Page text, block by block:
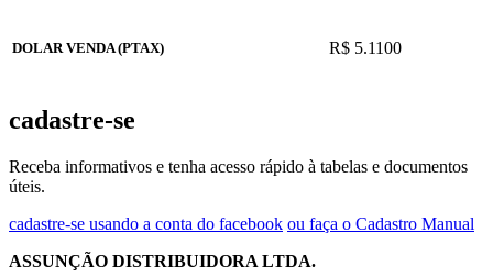
DOLAR VENDA (PTAX) R$ 5.1100
cadastre-se
Receba informativos e tenha acesso rápido à tabelas e documentos
úteis.
cadastre-se usando a conta do facebook ou faça o Cadastro Manual
ASSUNÇÃO DISTRIBUIDORA LTDA.